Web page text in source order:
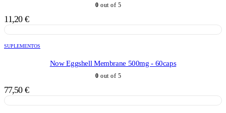
0 out of 5
11,20 €
SUPLEMENTOS
Now Eggshell Membrane 500mg - 60caps
0 out of 5
77,50 €